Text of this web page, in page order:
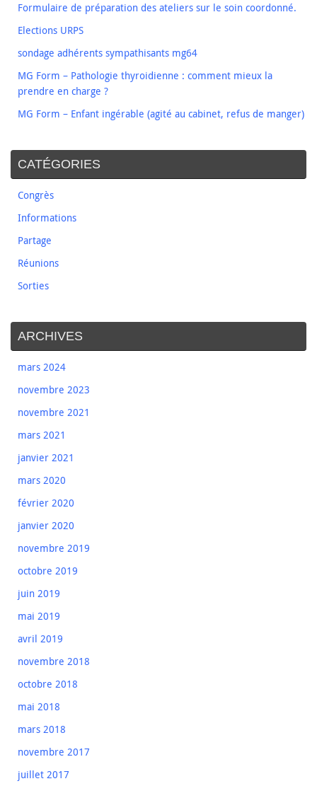
Formulaire de préparation des ateliers sur le soin coordonné.
Elections URPS
sondage adhérents sympathisants mg64
MG Form – Pathologie thyroidienne : comment mieux la
prendre en charge ?
MG Form – Enfant ingérable (agité au cabinet, refus de manger)
CATÉGORIES
Congrès
Informations
Partage
Réunions
Sorties
ARCHIVES
mars 2024
novembre 2023
novembre 2021
mars 2021
janvier 2021
mars 2020
février 2020
janvier 2020
novembre 2019
octobre 2019
juin 2019
mai 2019
avril 2019
novembre 2018
octobre 2018
mai 2018
mars 2018
novembre 2017
juillet 2017